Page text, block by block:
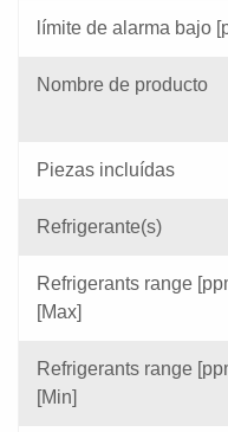
límite de alarma bajo
Nombre de producto
Piezas incluídas
Refrigerante(s)
Refrigerants range
[Max]
Refrigerants range
[Min]